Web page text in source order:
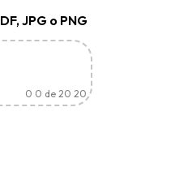
JPG o PNG
0 0 de 20 20